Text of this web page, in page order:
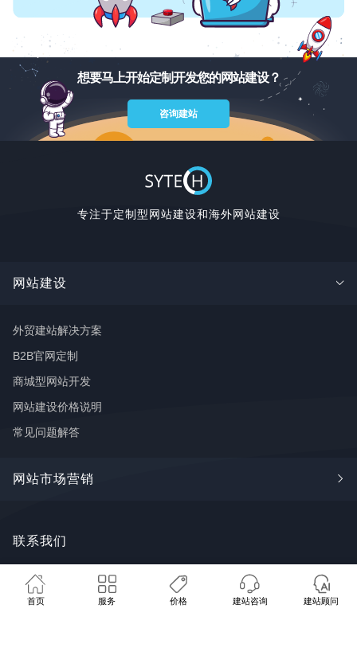
想要马上开始定制开发您的网站建设？
咨询建站
专注于定制型网站建设和海外网站建设
网站建设
外贸建站解决方案
B2B官网定制
商城型网站开发
网站建设价格说明
常见问题解答
网站市场营销
FaceBook推广
推广学堂
联系我们
广州市番禺区钟村街道长华创意谷18
栋8~9号
首页 服务 价格 建站咨询 建站顾问